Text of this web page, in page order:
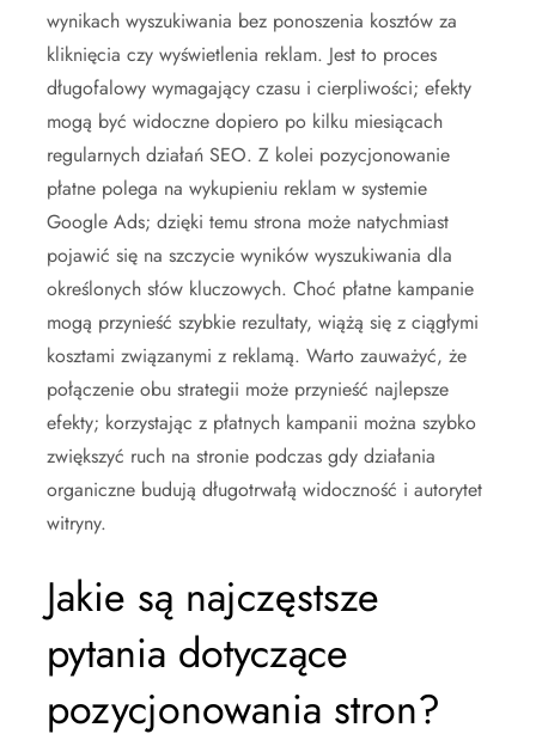
wynikach wyszukiwania bez ponoszenia kosztów za
kliknięcia czy wyświetlenia reklam. Jest to proces
długofalowy wymagający czasu i cierpliwości; efekty
mogą być widoczne dopiero po kilku miesiącach
regularnych działań SEO. Z kolei pozycjonowanie
płatne polega na wykupieniu reklam w systemie
Google Ads; dzięki temu strona może natychmiast
pojawić się na szczycie wyników wyszukiwania dla
określonych słów kluczowych. Choć płatne kampanie
mogą przynieść szybkie rezultaty, wiążą się z ciągłymi
kosztami związanymi z reklamą. Warto zauważyć, że
połączenie obu strategii może przynieść najlepsze
efekty; korzystając z płatnych kampanii można szybko
zwiększyć ruch na stronie podczas gdy działania
organiczne budują długotrwałą widoczność i autorytet
witryny.
Jakie są najczęstsze
pytania dotyczące
pozycjonowania stron?